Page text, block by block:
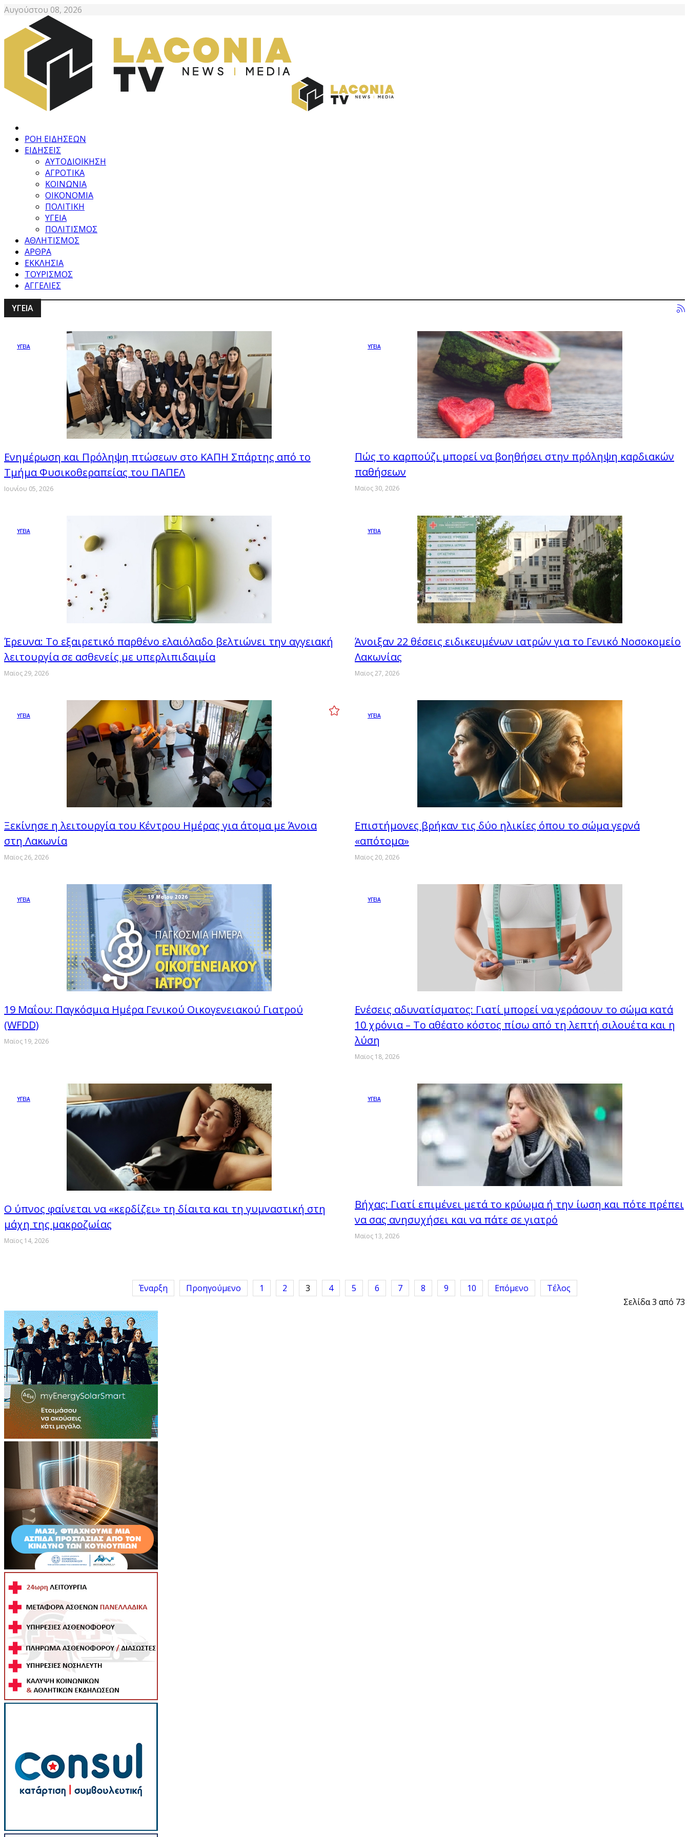
Αυγούστου 08, 2026
ΡΟΗ ΕΙΔΗΣΕΩΝ
ΕΙΔΗΣΕΙΣ
ΑΥΤΟΔΙΟΙΚΗΣΗ
ΑΓΡΟΤΙΚΑ
ΚΟΙΝΩΝΙΑ
ΟΙΚΟΝΟΜΙΑ
ΠΟΛΙΤΙΚΗ
ΥΓΕΙΑ
ΠΟΛΙΤΙΣΜΟΣ
ΑΘΛΗΤΙΣΜΟΣ
ΑΡΘΡΑ
ΕΚΚΛΗΣΙΑ
ΤΟΥΡΙΣΜΟΣ
ΑΓΓΕΛΙΕΣ
ΥΓΕΙΑ
ΥΓΕΙΑ
Ενημέρωση και Πρόληψη πτώσεων στο ΚΑΠΗ Σπάρτης από το
Τμήμα Φυσικοθεραπείας του ΠΑΠΕΛ
Ιουνίου 05, 2026
ΥΓΕΙΑ
Πώς το καρπούζι μπορεί να βοηθήσει στην πρόληψη καρδιακών
παθήσεων
Μαϊος 30, 2026
ΥΓΕΙΑ
Έρευνα: Το εξαιρετικό παρθένο ελαιόλαδο βελτιώνει την αγγειακή
λειτουργία σε ασθενείς με υπερλιπιδαιμία
Μαϊος 29, 2026
ΥΓΕΙΑ
Άνοιξαν 22 θέσεις ειδικευμένων ιατρών για το Γενικό Νοσοκομείο
Λακωνίας
Μαϊος 27, 2026
ΥΓΕΙΑ
Ξεκίνησε η λειτουργία του Κέντρου Ημέρας για άτομα με Άνοια
στη Λακωνία
Μαϊος 26, 2026
ΥΓΕΙΑ
Επιστήμονες βρήκαν τις δύο ηλικίες όπου το σώμα γερνά
«απότομα»
Μαϊος 20, 2026
ΥΓΕΙΑ
19 Μαΐου: Παγκόσμια Ημέρα Γενικού Οικογενειακού Γιατρού
(WFDD)
Μαϊος 19, 2026
ΥΓΕΙΑ
Eνέσεις αδυνατίσματος: Γιατί μπορεί να γεράσουν το σώμα κατά
10 χρόνια – Το αθέατο κόστος πίσω από τη λεπτή σιλουέτα και η
λύση
Μαϊος 18, 2026
ΥΓΕΙΑ
Ο ύπνος φαίνεται να «κερδίζει» τη δίαιτα και τη γυμναστική στη
μάχη της μακροζωίας
Μαϊος 14, 2026
ΥΓΕΙΑ
Βήχας: Γιατί επιμένει μετά το κρύωμα ή την ίωση και πότε πρέπει
να σας ανησυχήσει και να πάτε σε γιατρό
Μαϊος 13, 2026
Έναρξη Προηγούμενο 1 2 3 4 5 6 7 8 9 10 Επόμενο
Τέλος
Σελίδα 3 από 73